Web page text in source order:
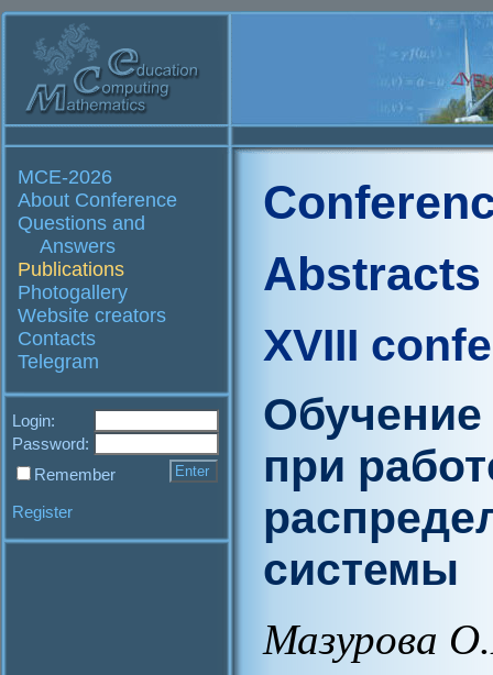
MCE-2026
About Conference
Questions and
Answers
Publications
Photogallery
Website creators
Contacts
Telegram
Login:
Password:
Remember
Register
Abstracts
XVIII
Обучение
при
системы
Мазурова